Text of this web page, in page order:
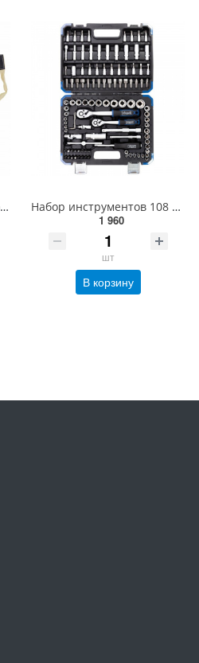
Набор ключей комбинированных 12 предметов на полотне (8, 10-17, 19, 22, 24мм) ROCKFORCE RF-5121
Набор инструментов 108 предметов 1/4'', 3/8'' (6гр.) SCHEPPACH SCH-41082-5DS
1 960
шт
В корзину